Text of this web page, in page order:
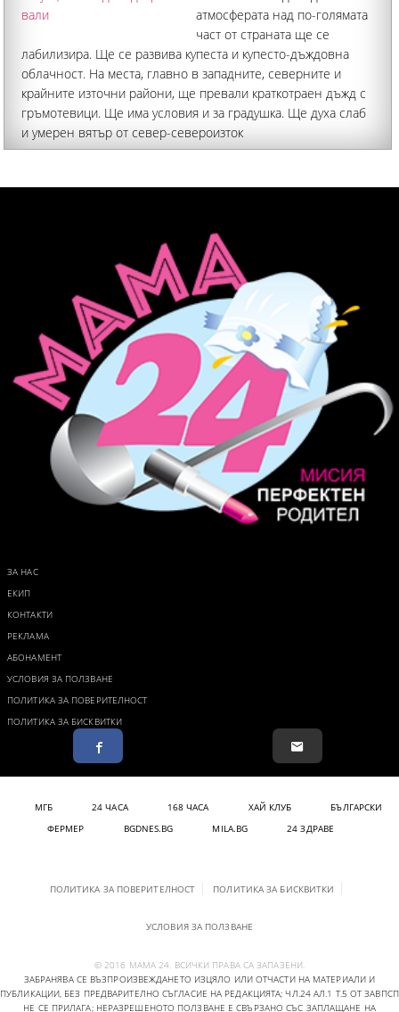
атмосферата над по-голямата
част от страната ще се
лабилизира. Ще се развива купеста и купесто-дъждовна
облачност. На места, главно в западните, северните и
крайните източни райони, ще превали краткотраен дъжд с
гръмотевици. Ще има условия и за градушка. Ще духа слаб
и умерен вятър от север-североизток
ЗА НАС
ЕКИП
КОНТАКТИ
РЕКЛАМА
АБОНАМЕНТ
УСЛОВИЯ ЗА ПОЛЗВАНЕ
ПОЛИТИКА ЗА ПОВЕРИТЕЛНОСТ
ПОЛИТИКА ЗА БИСКВИТКИ
МГБ 24 ЧАСА 168 ЧАСА ХАЙ КЛУБ
БЪЛГАРСКИ
ФЕРМЕР
BGDNES.BG MILA.BG 24 ЗДРАВЕ
ПОЛИТИКА ЗА ПОВЕРИТЕЛНОСТ ПОЛИТИКА ЗА БИСКВИТКИ
УСЛОВИЯ ЗА ПОЛЗВАНЕ
© 2016 МАМА 24. ВСИЧКИ ПРАВА СА ЗАПАЗЕНИ.
ЗАБРАНЯВА СЕ ВЪЗПРОИЗВЕЖДАНЕТО ИЗЦЯЛО ИЛИ ОТЧАСТИ НА МАТЕРИАЛИ И
ПУБЛИКАЦИИ, БЕЗ ПРЕДВАРИТЕЛНО СЪГЛАСИЕ НА РЕДАКЦИЯТА; ЧЛ.24 АЛ.1 Т.5 ОТ ЗАВПСП
НЕ СЕ ПРИЛАГА; НЕРАЗРЕШЕНОТО ПОЛЗВАНЕ Е СВЪРЗАНО СЪС ЗАПЛАЩАНЕ НА